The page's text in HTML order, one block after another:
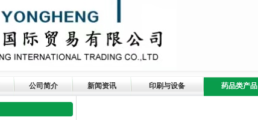
公司简介 新闻资讯 印刷与设备 药品类产品